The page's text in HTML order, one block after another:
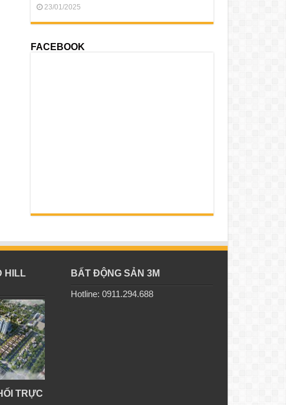
23/01/2025
FACEBOOK
HILL
TRỰC
BẤT ĐỘNG SẢN 3M
Hotline: 0911.294.688